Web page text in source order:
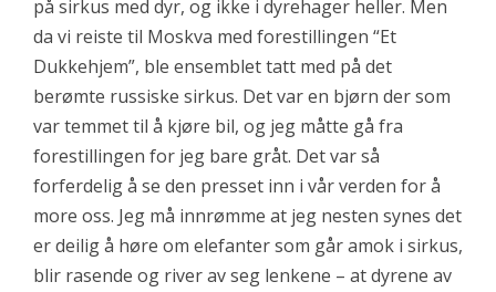
på sirkus med dyr, og ikke i dyrehager heller. Men
da vi reiste til Moskva med forestillingen “Et
Dukkehjem”, ble ensemblet tatt med på det
berømte russiske sirkus. Det var en bjørn der som
var temmet til å kjøre bil, og jeg måtte gå fra
forestillingen for jeg bare gråt. Det var så
forferdelig å se den presset inn i vår verden for å
more oss. Jeg må innrømme at jeg nesten synes det
er deilig å høre om elefanter som går amok i sirkus,
blir rasende og river av seg lenkene – at dyrene av